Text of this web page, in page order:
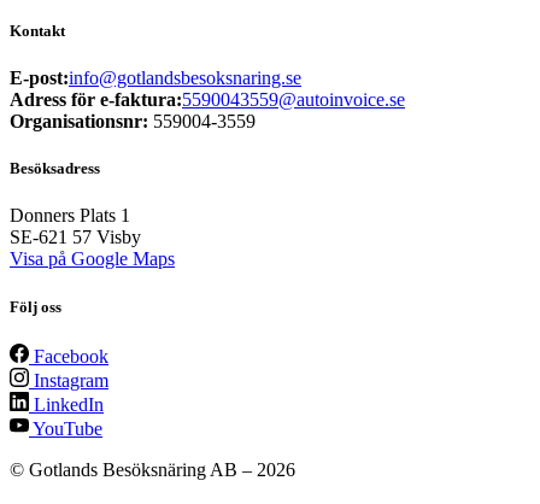
Kontakt
E-post:info@gotlandsbesoksnaring.se
Adress för e-faktura:5590043559@autoinvoice.se
Organisationsnr: 559004-3559
Besöksadress
Donners Plats 1
SE-621 57 Visby
Visa på Google Maps
Följ oss
Facebook
Instagram
LinkedIn
YouTube
© Gotlands Besöksnäring AB – 2026